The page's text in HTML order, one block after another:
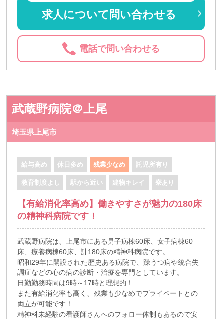
求人について問い合わせる
電話で問い合わせる
武蔵野病院＠上尾
埼玉県上尾市
給与高め 休日多め 残業少なめ 託児所有り
教育制度よし 駅から近い 建物キレイ 寮あり
【有給消化率高め】働きやすさが魅力の180床
の精神科病院です！
武蔵野病院は、上尾市にある男子病棟60床、女子病棟60
床、療養病棟60床、計180床の精神科病院です。
昭和29年に開設された歴史ある病院で、躁うつ病や統合失
調症などの心の病の診断・治療を専門としています。
日勤勤務時間は9時～17時と理想的！
また有給消化率も高く、残業も少なめでプライベートとの
両立が可能です！
精神科未経験の看護師さんへのフォロー体制もあるので安